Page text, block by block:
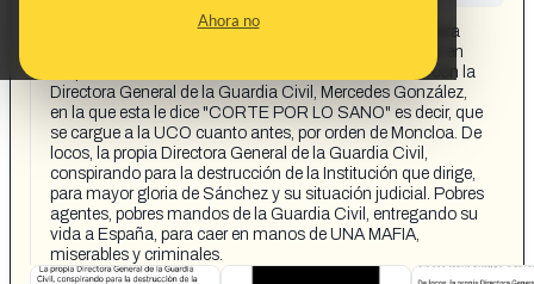
Ahora no
LA DIRECTORA DE LA Guardia Civil pidió a la fontanera
del PSOE, Leire Díez, que se cargara la UCO. Va a salir en
los próximos días una conversación de la Fontanera con la
Directora General de la Guardia Civil, Mercedes González,
en la que esta le dice "CORTE POR LO SANO" es decir, que
se cargue a la UCO cuanto antes, por orden de Moncloa. De
locos, la propia Directora General de la Guardia Civil,
conspirando para la destrucción de la Institución que dirige,
para mayor gloria de Sánchez y su situación judicial. Pobres
agentes, pobres mandos de la Guardia Civil, entregando su
vida a España, para caer en manos de UNA MAFIA,
miserables y criminales.